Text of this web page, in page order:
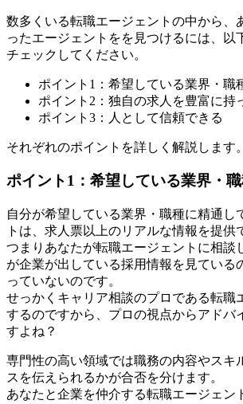
数多くいる転職エージェントの中から、
ったエージェントをを見つけるには、以
チェックしてください。
ポイント1：希望している業界・職
ポイント2：独自の求人を豊富に持
ポイント3：人として信頼できる
それぞれのポイントを詳しく解説します。
ポイント1：希望している業界・
自分が希望している業界・職種に精通し
トは、求人票以上のリアルな情報を提供
つまりあなたが転職エージェントに相談
が企業が出している採用情報を見ている
っていないのです。
せっかくキャリア相談のプロである転職
するのですから、プロの視点からアドバ
すよね？
専門性の高い領域では職務の内容やスキ
スを伝えられるかが合否を分けます。
あなたと企業を仲介する転職エージェン